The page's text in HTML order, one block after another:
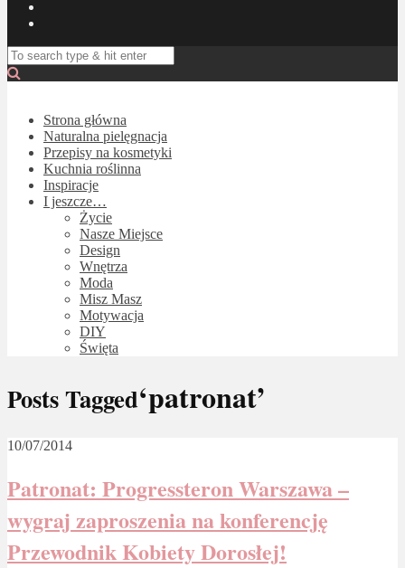
Strona główna
Naturalna pielęgnacja
Przepisy na kosmetyki
Kuchnia roślinna
Inspiracje
I jeszcze…
Życie
Nasze Miejsce
Design
Wnętrza
Moda
Misz Masz
Motywacja
DIY
Święta
Posts Tagged‘patronat’
10/07/2014
Patronat: Progressteron Warszawa –
wygraj zaproszenia na konferencję
Przewodnik Kobiety Dorosłej!